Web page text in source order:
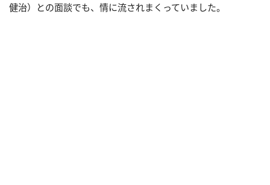
健治）との面談でも、情に流されまくっていました。